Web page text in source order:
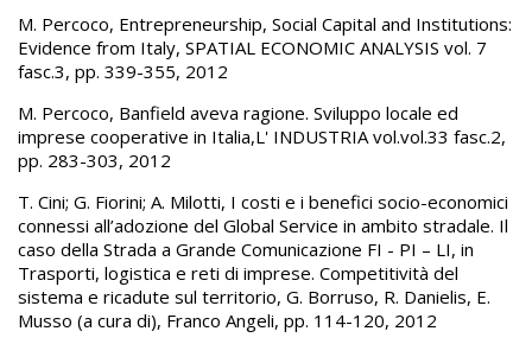
M. Percoco, Entrepreneurship, Social Capital and Institutions:
Evidence from Italy, SPATIAL ECONOMIC ANALYSIS vol. 7
fasc.3, pp. 339-355, 2012
M. Percoco, Banfield aveva ragione. Sviluppo locale ed
imprese cooperative in Italia,L' INDUSTRIA vol.vol.33 fasc.2,
pp. 283-303, 2012
T. Cini; G. Fiorini; A. Milotti, I costi e i benefici socio-economici
connessi all’adozione del Global Service in ambito stradale. Il
caso della Strada a Grande Comunicazione FI - PI – LI, in
Trasporti, logistica e reti di imprese. Competitività del
sistema e ricadute sul territorio, G. Borruso, R. Danielis, E.
Musso (a cura di), Franco Angeli, pp. 114-120, 2012